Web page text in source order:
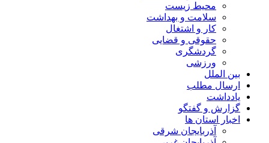
محیط زیست
سلامت و بهداشت
کار و اشتغال
حقوقی و قضایی
گردشگری
ورزشی
بین الملل
ارسال مطلب
یادداشت
گزارش و گفتگو
اخبار استان ها
آذربایجان شرقی